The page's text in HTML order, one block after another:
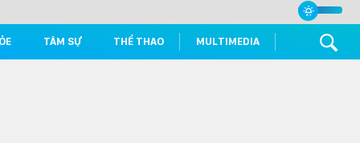
TÂM SỰ THỂ THAO MULTIMEDIA